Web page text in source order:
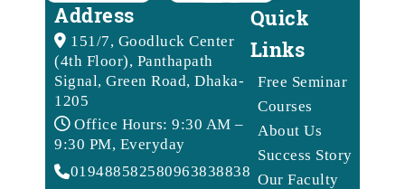
Address
151/7, Goodluck Center
(4th Floor), Panthapath
Signal, Green Road, Dhaka-
1205
Office Hours: 9:30 AM –
9:30 PM, Everyday
0194885825809638388388
Quick
Links
Free Seminar
Courses
About Us
Success Story
Our Faculty